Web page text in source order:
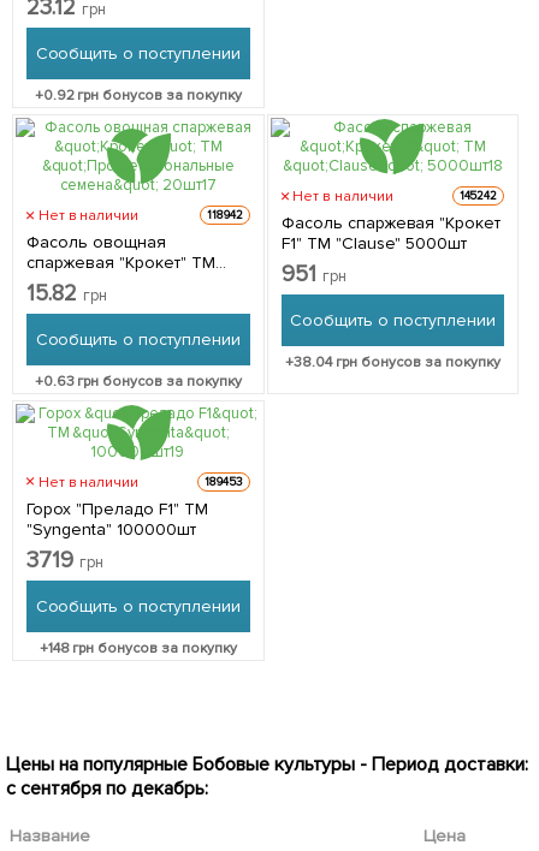
23.12 грн
Сообщить о поступлении
+0.92грн бонусов за покупку
Нет в наличии 118942
Фасоль овощная
спаржевая "Крокет" ТМ
"Профессиональные
семена" 20шт
15.82 грн
Сообщить о поступлении
+0.63грн бонусов за покупку
Нет в наличии 145242
Фасоль спаржевая "Крокет
F1" ТМ "Clause" 5000шт
951 грн
Сообщить о поступлении
+38.04грн бонусов за покупку
Нет в наличии 189453
Горох "Преладо F1" ТМ
"Syngenta" 100000шт
3719 грн
Сообщить о поступлении
+148грн бонусов за покупку
Цены на популярные Бобовые культуры - Период доставки:
с сентября по декабрь:
Название Цена